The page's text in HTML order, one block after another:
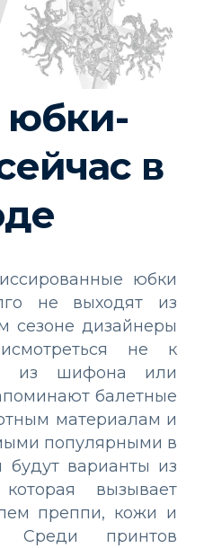
юбки-
в
юбки
не выходят из
сезоне дизайнеры
не к
из шифона или
балетные
материалам и
популярными в
варианты из
вызывает
преппи, кожи и
Среди принтов